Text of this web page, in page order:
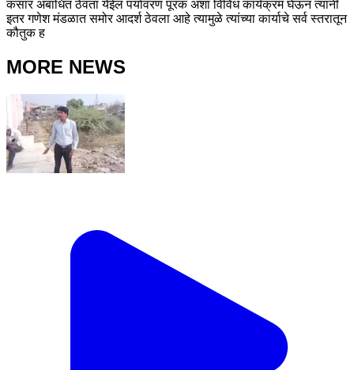
कसार अबाधित ठेवता येईल पर्यावरण पूरक अशा विविध कार्यक्रम घेऊन त्यांनी
इतर गणेश मंडळात समोर आदर्श ठेवला आहे त्यामुळे त्यांच्या कार्याचे सर्व स्तरातून
कौतुक ह
MORE NEWS